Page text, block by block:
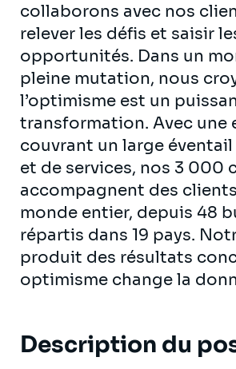
collaborons avec nos
relever les défis et saisir
opportunités. Dans un
pleine mutation, nous
l’optimisme est un
transformation. Avec une
couvrant un large
et de services, nos 3 000
accompagnent des
monde entier, depuis 48
répartis dans 19 pays.
produit des résultats
optimisme change la
Description du